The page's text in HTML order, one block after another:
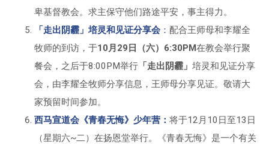
卑基督教会。求主保守他们路途平安，事主得力。
「走出阴霾」培灵和见证分享会： 配合王师母和李耀全
牧师的到访，于10月29日（六）6:30PM在教会举行聚
餐会，之后于8:00PM举行「走出阴霾」 培灵和见证分享
会，由李耀全牧师分享信息，王师母分享见证。敬请大
家预留时间参加。
西马宣道会《青春无悔》少年营： 将于12月10日至13日
（星期六~二）在扬恩堂举行。《青春无悔》是一个有关